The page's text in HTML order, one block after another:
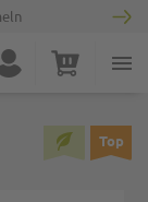
Konto Warenkorb
Top